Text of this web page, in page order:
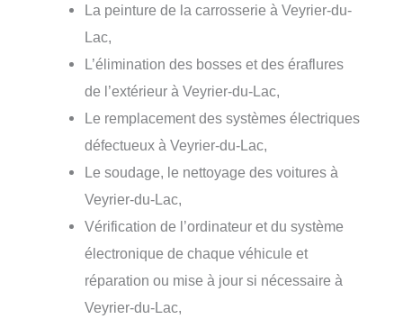
La peinture de la carrosserie à Veyrier-du-
Lac,
L’élimination des bosses et des éraflures
de l’extérieur à Veyrier-du-Lac,
Le remplacement des systèmes électriques
défectueux à Veyrier-du-Lac,
Le soudage, le nettoyage des voitures à
Veyrier-du-Lac,
Vérification de l’ordinateur et du système
électronique de chaque véhicule et
réparation ou mise à jour si nécessaire à
Veyrier-du-Lac,